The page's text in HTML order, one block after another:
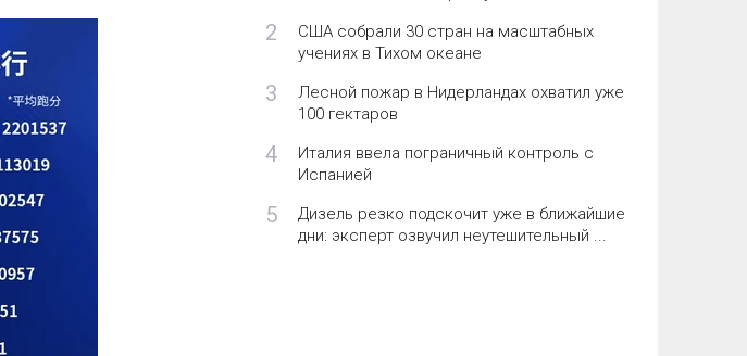
2
США собрали 30 стран на масштабных
учениях в Тихом океане
3
Лесной пожар в Нидерландах охватил уже
100 гектаров
4
Италия ввела пограничный контроль с
Испанией
5
Дизель резко подскочит уже в ближайшие
дни: эксперт озвучил неутешительный ...